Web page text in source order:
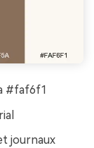
#faf6f1
journaux